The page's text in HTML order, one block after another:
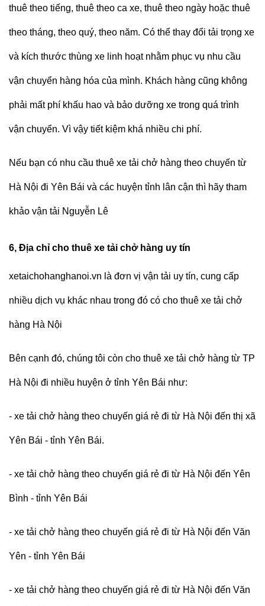
thuê theo tiếng, thuê theo ca xe, thuê theo ngày hoặc thuê
theo tháng, theo quý, theo năm. Có thể thay đổi tải trọng xe
và kích thước thùng xe linh hoạt nhằm phục vụ nhu cầu
vận chuyển hàng hóa của mình. Khách hàng cũng không
phải mất phí khấu hao và bảo dưỡng xe trong quá trình
vận chuyển. Vì vậy tiết kiệm khá nhiều chi phí.
Nếu bạn có nhu cầu thuê xe tải chở hàng theo chuyến từ
Hà Nội đi Yên Bái và các huyện tỉnh lân cận thì hãy tham
khảo vận tải Nguyễn Lê
6, Địa chỉ cho thuê xe tải chở hàng uy tín
xetaichohanghanoi.vn là đơn vị vận tải uy tín, cung cấp
nhiều dịch vụ khác nhau trong đó có cho thuê xe tải chở
hàng Hà Nội
Bên cạnh đó, chúng tôi còn cho thuê xe tải chở hàng từ TP
Hà Nội đi nhiều huyện ở tỉnh Yên Bái như:
- xe tải chở hàng theo chuyến giá rẻ đi từ Hà Nội đến thị xã
Yên Bái - tỉnh Yên Bái.
- xe tải chở hàng theo chuyến giá rẻ đi từ Hà Nội đến Yên
Bình - tỉnh Yên Bái
- xe tải chở hàng theo chuyến giá rẻ đi từ Hà Nội đến Văn
Yên - tỉnh Yên Bái
- xe tải chở hàng theo chuyến giá rẻ đi từ Hà Nội đến Văn